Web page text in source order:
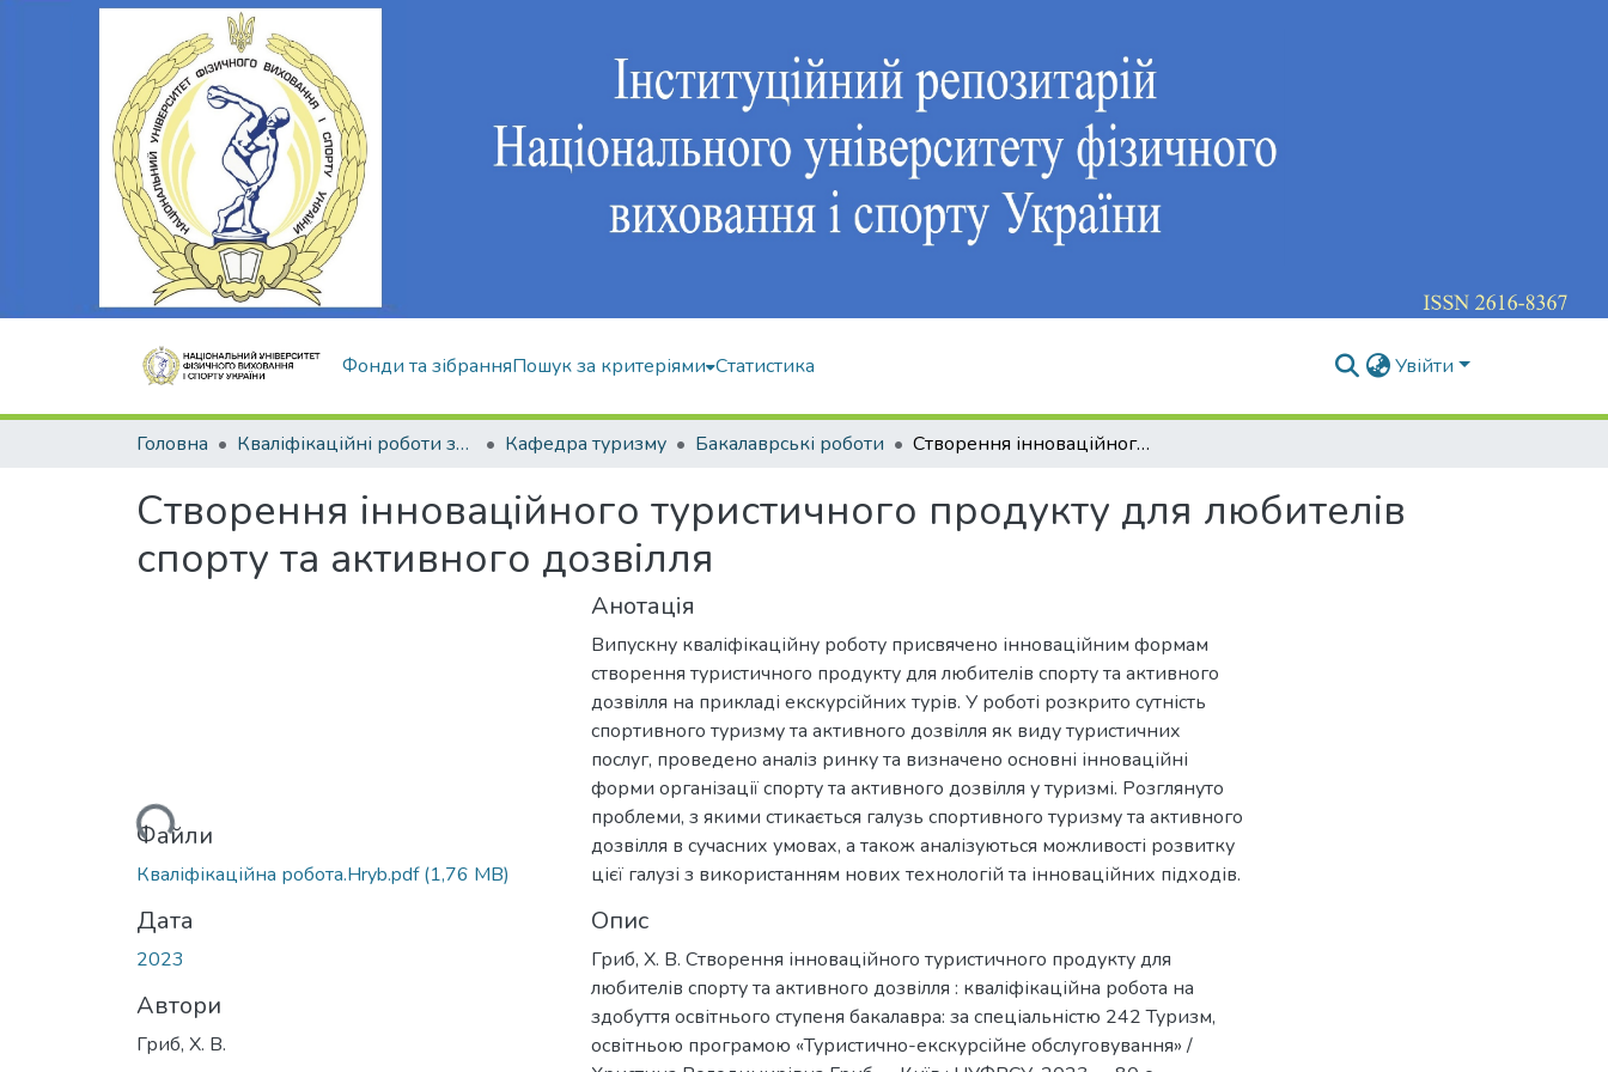
Фонди та зібранняПошук за критеріями Статистика Увійти
Головна Кваліфікаційні роботи здобувачів вищої освіти Кафедра туризму Бакалаврські роботи Створення інноваційного туристичного продукту для любителів спорту та активного дозвілля
Створення інноваційного туристичного продукту для любителів
спорту та активного дозвілля
Вантажиться...
Файли
Кваліфікаційна робота.Hryb.pdf(1,76 MB)
Дата
2023
Автори
Гриб, Х. В.
Анотація
Випускну кваліфікаційну роботу присвячено інноваційним формам
створення туристичного продукту для любителів спорту та активного
дозвілля на прикладі екскурсійних турів. У роботі розкрито сутність
спортивного туризму та активного дозвілля як виду туристичних
послуг, проведено аналіз ринку та визначено основні інноваційні
форми організації спорту та активного дозвілля у туризмі. Розглянуто
проблеми, з якими стикається галузь спортивного туризму та активного
дозвілля в сучасних умовах, а також аналізуються можливості розвитку
цієї галузі з використанням нових технологій та інноваційних підходів.
Опис
Гриб, Х. В. Створення інноваційного туристичного продукту для
любителів спорту та активного дозвілля : кваліфікаційна робота на
здобуття освітнього ступеня бакалавра: за спеціальністю 242 Туризм,
освітньою програмою «Туристично-екскурсійне обслуговування» /